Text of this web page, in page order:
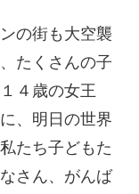
の街も大空襲
たくさんの子
４歳の女王
、明日の世界
たち子どもた
さん、がんば